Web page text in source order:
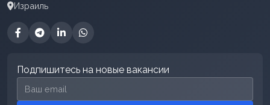
Израиль
Подпишитесь на новые вакансии
Email для подписки